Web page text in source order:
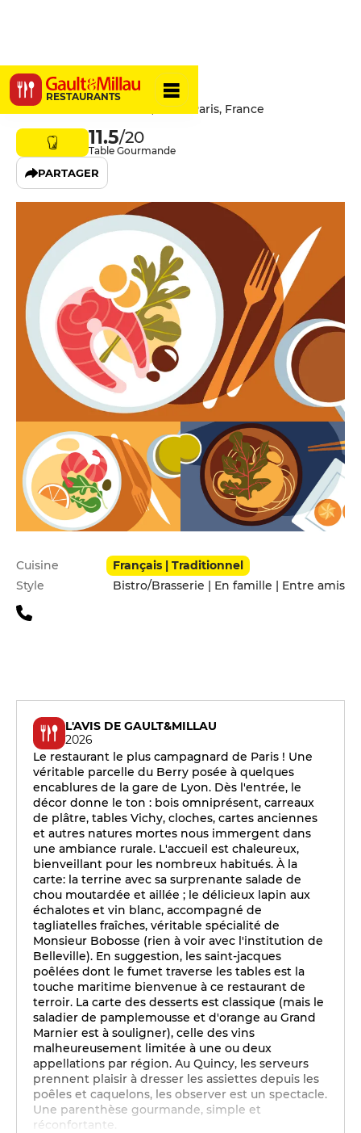
RESTAURANTS
Le Quincy
28 Avenue Ledru-Rollin, 75012 Paris, France
11.5/20
Table Gourmande
PARTAGER
Infos pratiques
Cuisine
Français | Traditionnel
Style
Bistro/Brasserie | En famille | Entre amis
L'AVIS DE GAULT&MILLAU
2026
Le restaurant le plus campagnard de Paris ! Une
véritable parcelle du Berry posée à quelques
encablures de la gare de Lyon. Dès l'entrée, le
décor donne le ton : bois omniprésent, carreaux
de plâtre, tables Vichy, cloches, cartes anciennes
et autres natures mortes nous immergent dans
une ambiance rurale. L'accueil est chaleureux,
bienveillant pour les nombreux habitués. À la
carte: la terrine avec sa surprenante salade de
chou moutardée et aillée ; le délicieux lapin aux
échalotes et vin blanc, accompagné de
tagliatelles fraîches, véritable spécialité de
Monsieur Bobosse (rien à voir avec l'institution de
Belleville). En suggestion, les saint-jacques
poêlées dont le fumet traverse les tables est la
touche maritime bienvenue à ce restaurant de
terroir. La carte des desserts est classique (mais le
saladier de pamplemousse et d'orange au Grand
Marnier est à souligner), celle des vins
malheureusement limitée à une ou deux
appellations par région. Au Quincy, les serveurs
prennent plaisir à dresser les assiettes depuis les
poêles et caquelons, les observer est un spectacle.
Une parenthèse gourmande, simple et
réconfortante.